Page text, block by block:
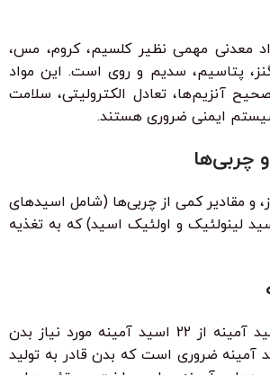
معدنی مهمی نظیر کلسیم، کروم، مس،
پتاسیم، سدیم و روی است. این مواد
آنزیم‌ها، تعادل الکترولیتی، سلامت
ایمنی ضروری هستند.
چربی‌ها
و مقادیر کمی از چربی‌ها (شامل اسیدهای
لینولئیک و اولئیک اسید) که به تغذیه
آلوئه‌ورا حاوی 20 اسید آمینه از 22 اسید آمینه مورد نیاز بدن
و 7 تا 8 اسید آمینه ضروری است که بدن قادر به تولید